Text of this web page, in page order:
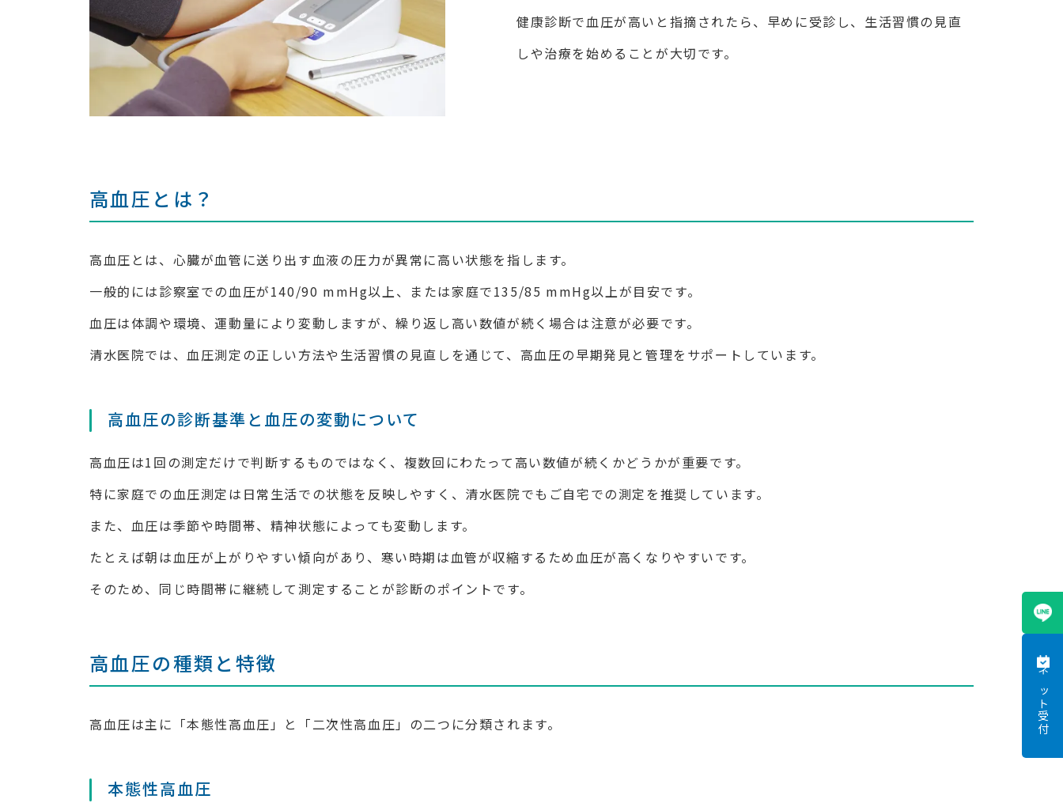
健康診断で血圧が高いと指摘されたら、早めに受診し、生活習慣の見直
しや治療を始めることが大切です。
高血圧とは？
高血圧とは、心臓が血管に送り出す血液の圧力が異常に高い状態を指します。
一般的には診察室での血圧が140/90 mmHg以上、または家庭で135/85 mmHg以上が目安です。
血圧は体調や環境、運動量により変動しますが、繰り返し高い数値が続く場合は注意が必要です。
清水医院では、血圧測定の正しい方法や生活習慣の見直しを通じて、高血圧の早期発見と管理をサポートしています。
高血圧の診断基準と血圧の変動について
高血圧は1回の測定だけで判断するものではなく、複数回にわたって高い数値が続くかどうかが重要です。
特に家庭での血圧測定は日常生活での状態を反映しやすく、清水医院でもご自宅での測定を推奨しています。
また、血圧は季節や時間帯、精神状態によっても変動します。
たとえば朝は血圧が上がりやすい傾向があり、寒い時期は血管が収縮するため血圧が高くなりやすいです。
そのため、同じ時間帯に継続して測定することが診断のポイントです。
高血圧の種類と特徴
高血圧は主に「本態性高血圧」と「二次性高血圧」の二つに分類されます。
本態性高血圧
ネット受付